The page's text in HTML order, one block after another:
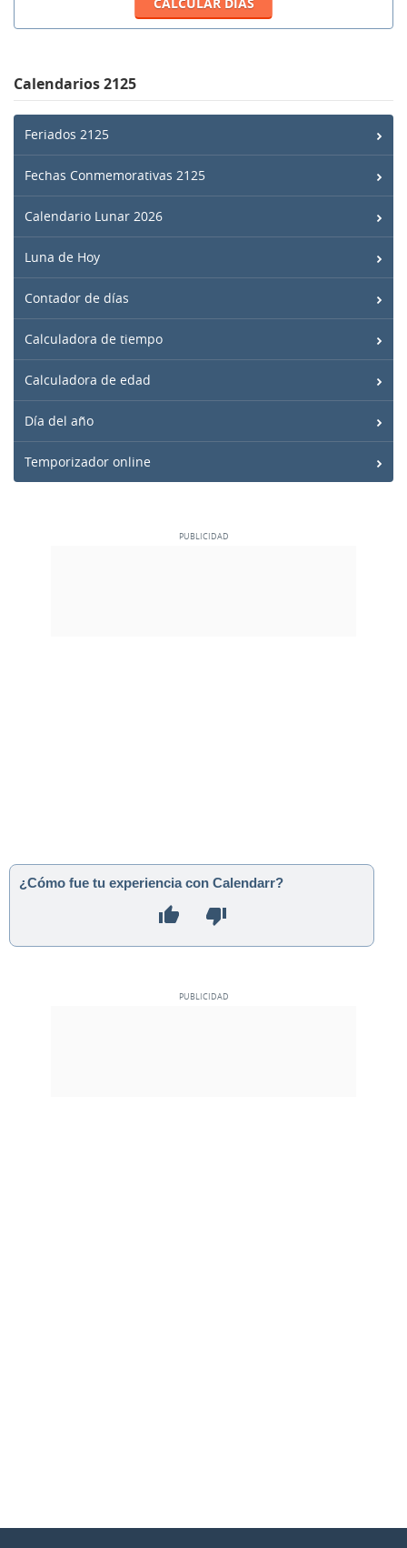
Calendarios 2125
Feriados 2125
Fechas Conmemorativas 2125
Calendario Lunar 2026
Luna de Hoy
Contador de días
Calculadora de tiempo
Calculadora de edad
Día del año
Temporizador online
¿Cómo fue tu experiencia con Calendarr?